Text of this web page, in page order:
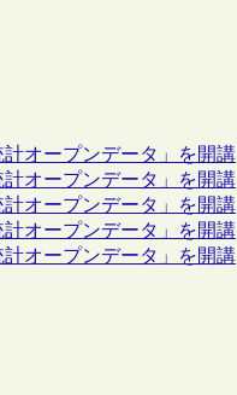
オープンデータ」を開講
オープンデータ」を開講
オープンデータ」を開講
オープンデータ」を開講
オープンデータ」を開講